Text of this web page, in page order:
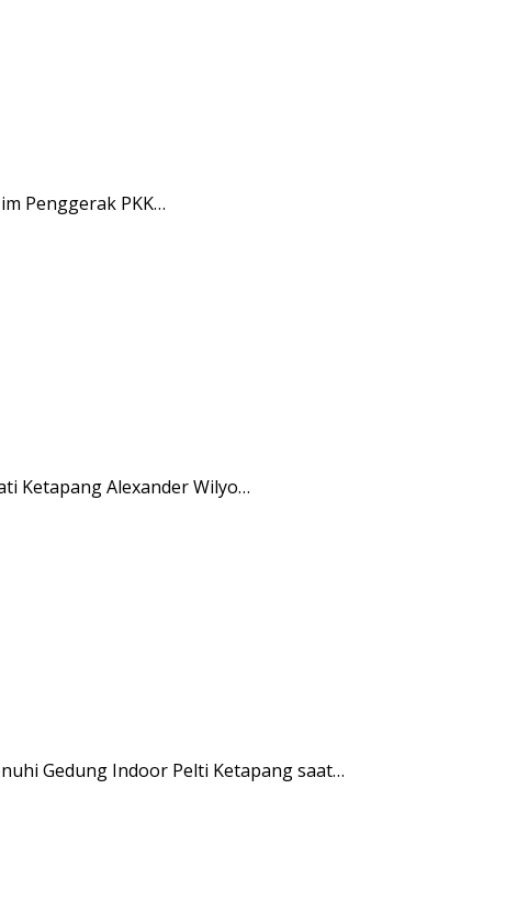
Penggerak PKK…
Ketapang Alexander Wilyo…
Gedung Indoor Pelti Ketapang saat…